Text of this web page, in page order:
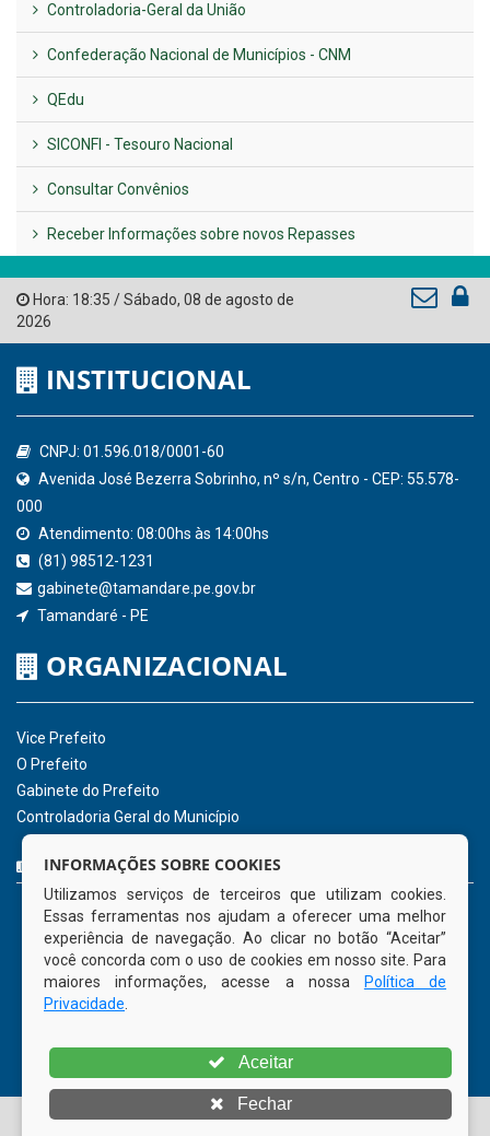
Controladoria-Geral da União
Confederação Nacional de Municípios - CNM
QEdu
SICONFI - Tesouro Nacional
Consultar Convênios
Receber Informações sobre novos Repasses
Hora: 18:35 /Sábado, 08 de agosto de
2026
INSTITUCIONAL
CNPJ: 01.596.018/0001-60
Avenida José Bezerra Sobrinho, nº s/n, Centro - CEP: 55.578-
000
Atendimento: 08:00hs às 14:00hs
(81) 98512-1231
gabinete@tamandare.pe.gov.br
Tamandaré - PE
ORGANIZACIONAL
Vice Prefeito
O Prefeito
Gabinete do Prefeito
Controladoria Geral do Município
CURTA NOSSA FAN PAGE
© Copyright 2026 Prefeitura Municipal de Tamandaré | Todos
INFORMAÇÕES SOBRE COOKIES
Utilizamos serviços de terceiros que utilizam cookies.
Essas ferramentas nos ajudam a oferecer uma melhor
experiência de navegação. Ao clicar no botão “Aceitar”
você concorda com o uso de cookies em nosso site. Para
maiores informações, acesse a nossa
Política de
Privacidade
Aceitar
Fechar